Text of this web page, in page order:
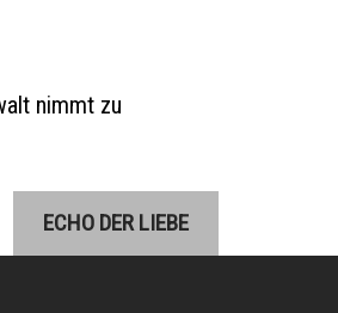
nimmt zu
ECHO DER LIEBE